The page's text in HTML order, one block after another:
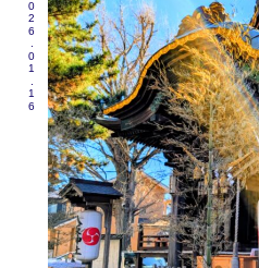
2026.01.16